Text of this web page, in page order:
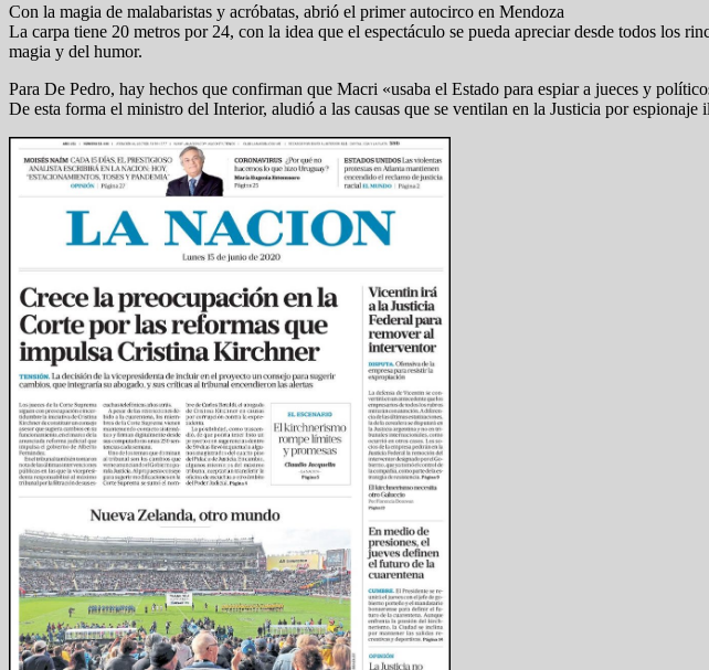
Con la magia de malabaristas y acróbatas, abrió el primer autocirco en Mendoza
La carpa tiene 20 metros por 24, con la idea que el espectáculo se pueda apreciar desde todos los
magia y del humor.
Para De Pedro, hay hechos que confirman que Macri «usaba el Estado para espiar a jueces y
De esta forma el ministro del Interior, aludió a las causas que se ventilan en la Justicia por